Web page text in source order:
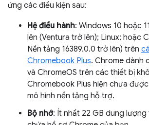
ứng các điều kiện sau:
Hệ điều hành: Windows 10 hoặc
lên (Ventura trở lên); Linux; hoặc
Nền tảng 16389.0.0 trở lên) trên
Chromebook Plus. Chrome dành
và ChromeOS trên các thiết bị
Chromebook Plus hiện chưa
mô hình nền tảng hỗ trợ.
Bộ nhớ: Ít nhất 22 GB dung